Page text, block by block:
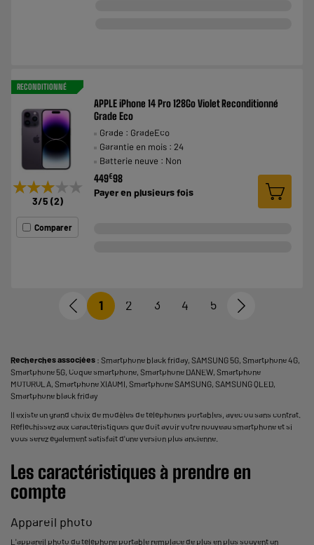
RECONDITIONNÉ
★★★★★
★★★★★
3/5 (2)
Comparer
APPLE iPhone 14 Pro 128Go Violet Reconditionné
Grade Eco
Grade : GradeEco
Garantie en mois : 24
Batterie neuve : Non
449€98
Payer enplusieurs fois
1 2 3 4 5
Recherches associées : Smartphone black friday, SAMSUNG 5G, Smartphone 4G,
Smartphone 5G, Coque smartphone, Smartphone DANEW, Smartphone
MOTOROLA, Smartphone XIAOMI, Smartphone SAMSUNG, SAMSUNG QLED,
Smartphone black friday
Il existe un grand choix de modèles de téléphones portables, avec ou sans contrat.
Réfléchissez aux caractéristiques que doit avoir votre nouveau smartphone et si
vous serez également satisfait d'une version plus ancienne.
Les caractéristiques à prendre en
compte
Appareil photo
L'appareil photo du téléphone portable remplace de plus en plus souvent un